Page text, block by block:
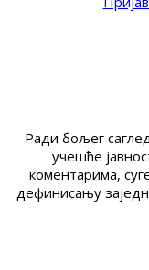
Ради бољег
учешће
коментарима,
дефинисању